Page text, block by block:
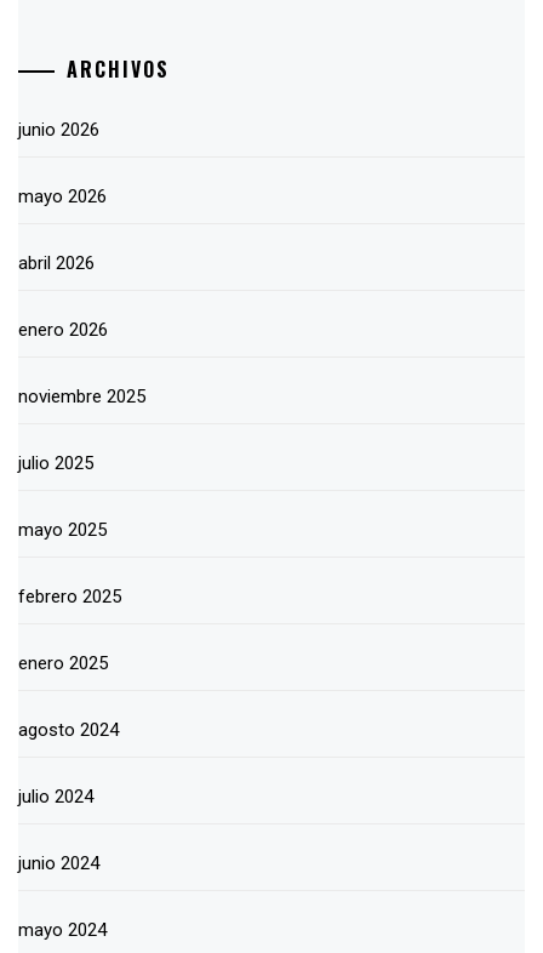
ARCHIVOS
junio 2026
mayo 2026
abril 2026
enero 2026
noviembre 2025
julio 2025
mayo 2025
febrero 2025
enero 2025
agosto 2024
julio 2024
junio 2024
mayo 2024